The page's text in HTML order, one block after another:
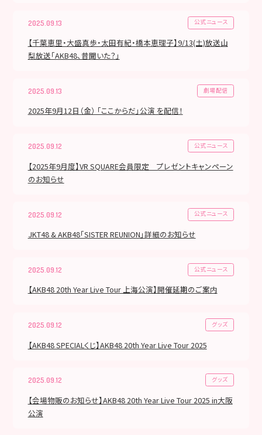
2025.09.13 公式ニュース
【千葉恵里・大盛真歩・太田有紀・橋本恵理子】9/13(土)放送山
梨放送「AKB48、昔聞いた？」
2025.09.13 劇場配信
2025年9月12日（金） 「ここからだ」公演 を配信！
2025.09.12 公式ニュース
【2025年9月度】VR SQUARE会員限定 プレゼントキャンペーン
のお知らせ
2025.09.12 公式ニュース
JKT48 & AKB48「SISTER REUNION」詳細のお知らせ
2025.09.12 公式ニュース
【AKB48 20th Year Live Tour 上海公演】開催延期のご案内
2025.09.12 グッズ
【AKB48 SPECIALくじ】AKB48 20th Year Live Tour 2025
2025.09.12 グッズ
【会場物販のお知らせ】AKB48 20th Year Live Tour 2025 in大阪
公演